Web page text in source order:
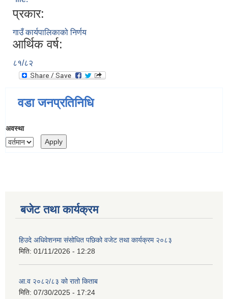
प्रकार:
गाउँ कार्यपालिकाको निर्णय
आर्थिक वर्ष:
८१/८२
वडा जनप्रतिनिधि
अवस्था
बजेट तथा कार्यक्रम
हिउदे अधिवेशनमा संसोधित पछिको वजेट तथा कार्यक्रम २०८३
मिति: 01/11/2026 - 12:28
आ.व २०८२/८३ को रातो किताब
मिति: 07/30/2025 - 17:24